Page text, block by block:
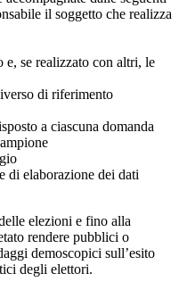
il soggetto che realizza
e, se realizzato con altri, le
di riferimento
a ciascuna domanda
di elaborazione dei dati
elezioni e fino alla
rendere pubblici o
demoscopici sull’esito
degli elettori.